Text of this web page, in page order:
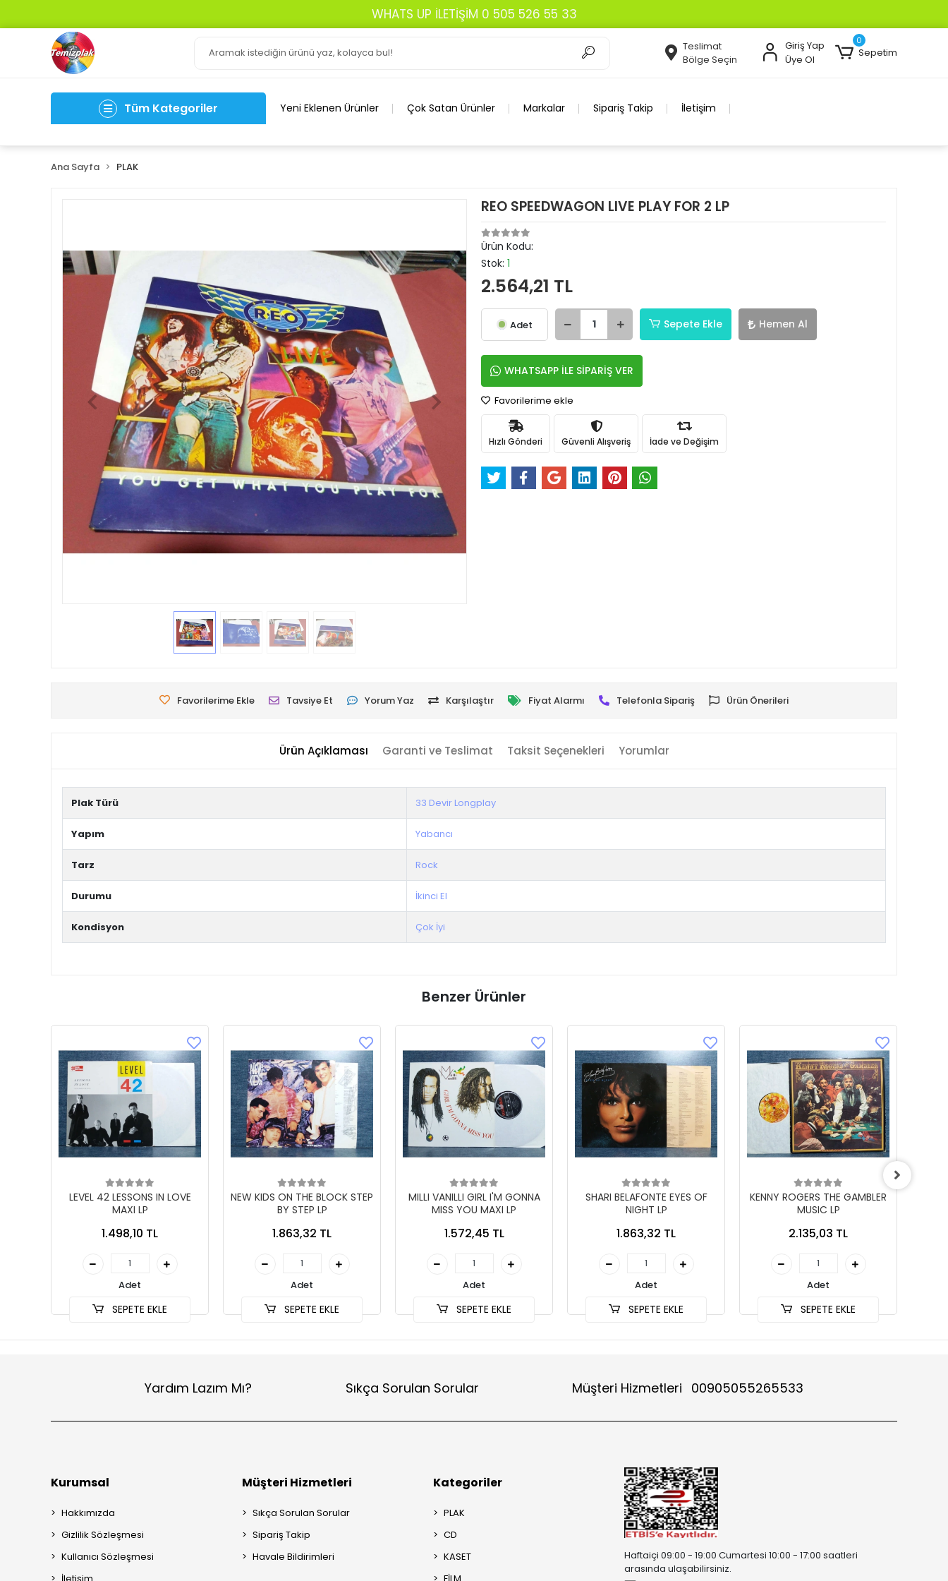
Teslimat
Bölge Seçin
Giriş Yap
Üye Ol
0
Sepetim
Tüm Kategoriler Yeni Eklenen Ürünler Çok Satan Ürünler Markalar Sipariş Takip İletişim
Ana Sayfa PLAK
REO SPEEDWAGON LIVE PLAY FOR 2 LP
Ürün Kodu:
Stok: 1
2.564,21 TL
Adet Sepete Ekle Hemen Al
WHATSAPP İLE SİPARİŞ VER
Favorilerime ekle
Hızlı Gönderi Güvenli Alışveriş İade ve Değişim
Favorilerime Ekle Tavsiye Et Yorum Yaz Karşılaştır Fiyat Alarmı Telefonla Sipariş Ürün Önerileri
Ürün Açıklaması Garanti ve Teslimat Taksit Seçenekleri Yorumlar
Plak Türü 33 Devir Longplay
Yapım Yabancı
Tarz Rock
Durumu İkinci El
Kondisyon Çok İyi
Benzer Ürünler
LEVEL 42 LESSONS IN LOVE
MAXI LP
1.498,10 TL
Adet
SEPETE EKLE
NEW KIDS ON THE BLOCK STEP
BY STEP LP
1.863,32 TL
Adet
SEPETE EKLE
MILLI VANILLI GIRL I'M GONNA
MISS YOU MAXI LP
1.572,45 TL
Adet
SEPETE EKLE
SHARI BELAFONTE EYES OF
NIGHT LP
1.863,32 TL
Adet
SEPETE EKLE
KENNY ROGERS THE GAMBLER
MUSIC LP
2.135,03 TL
Adet
SEPETE EKLE
Yardım Lazım Mı? Sıkça Sorulan Sorular Müşteri Hizmetleri 00905055265533
Kurumsal
Hakkımızda
Gizlilik Sözleşmesi
Kullanıcı Sözleşmesi
Müşteri Hizmetleri
Sıkça Sorulan Sorular
Sipariş Takip
Havale Bildirimleri
Kategoriler
PLAK
CD
KASET
Haftaiçi 09:00 - 19:00 Cumartesi 10:00 - 17:00 saatleri
arasında ulaşabilirsiniz.